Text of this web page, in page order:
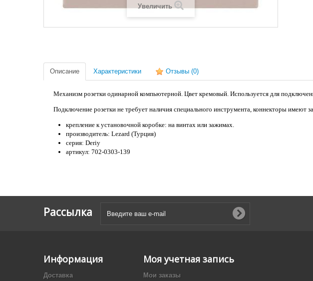
Увеличить
Описание Характеристики Отзывы (0)
Механизм розетки одинарной компьютерной. Цвет кремовый. Используется для
Подключение розетки не требует наличия специального инструмента, коннекторы имеют
крепление к установочной коробке: на винтах или зажимах.
производитель: Lezard (Турция)
серия: Deriy
артикул: 702-0303-139
Рассылка
Информация
Доставка
Моя учетная запись
Мои заказы